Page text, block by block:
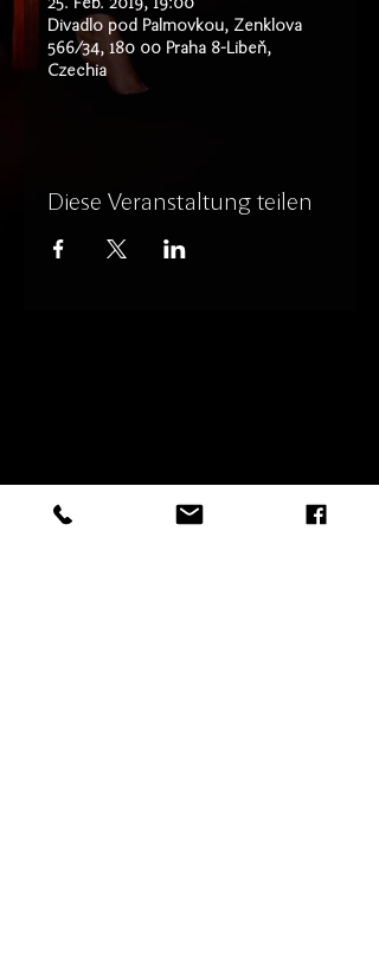
Divadlo pod Palmovkou, Zenklova
566/34, 180 00 Praha 8-Libeň,
Czechia
Diese Veranstaltung teilen